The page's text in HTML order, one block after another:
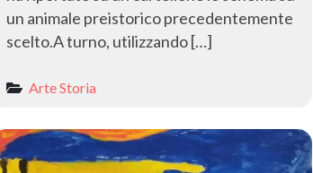
un animale preistorico precedentemente
scelto.A turno, utilizzando […]
ArteStoria